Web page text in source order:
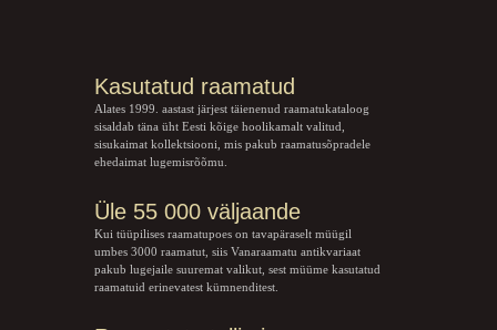
Kasutatud raamatud
Alates 1999. aastast järjest täienenud raamatukataloog
sisaldab täna üht Eesti kõige hoolikamalt valitud,
sisukaimat kollektsiooni, mis pakub raamatusõpradele
ehedaimat lugemisrõõmu.
Üle 55 000 väljaande
Kui tüüpilises raamatupoes on tavapäraselt müügil
umbes 3000 raamatut, siis Vanaraamatu antikvariaat
pakub lugejaile suuremat valikut, sest müüme kasutatud
raamatuid erinevatest kümnenditest.